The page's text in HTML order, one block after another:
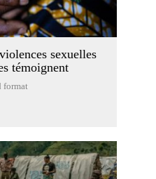
sexuelles
témoignent
format